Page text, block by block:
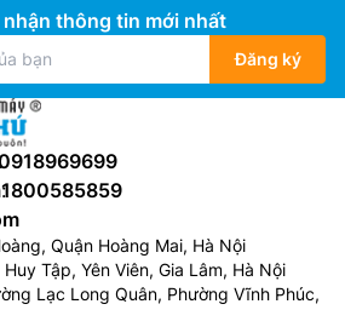
độ cài đặt thì dàn nóng sẽ
thể lỏng khi qua dàn lạnh sẽ bốc
lúc này dàn lạnh sẽ đưa hơi
căn phòng.
Điều Hòa Âm Trần 1
Âm Trần 1 chiều
tương đối dễ dàng.
thông tin mới nhất
Đăng ký
1800585859
Quận Hoàng Mai, Hà Nội
Tập, Yên Viên, Gia Lâm, Hà Nội
Lạc Long Quân, Phường Vĩnh Phúc,